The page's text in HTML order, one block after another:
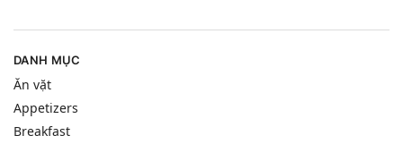
DANH MỤC
Ăn vặt
Appetizers
Breakfast